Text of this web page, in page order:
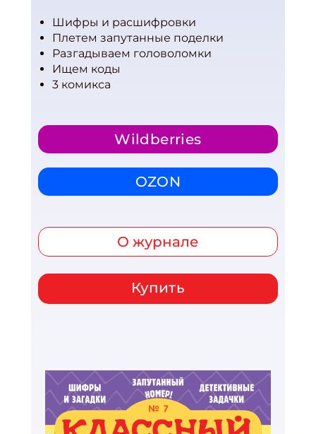
Шифры и расшифровки
Плетем запутанные поделки
Разгадываем головоломки
Ищем коды
3 комикса
Wildberries
OZON
О журнале
Купить